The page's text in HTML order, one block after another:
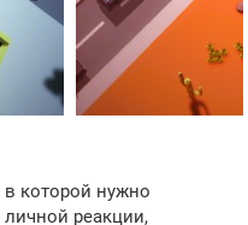
в которой нужно
личной реакции,